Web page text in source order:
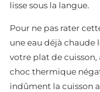
lisse sous la langue.
Pour ne pas rater
une eau déjà chaude
votre plat de cuisson,
choc thermique
indûment la cuisson